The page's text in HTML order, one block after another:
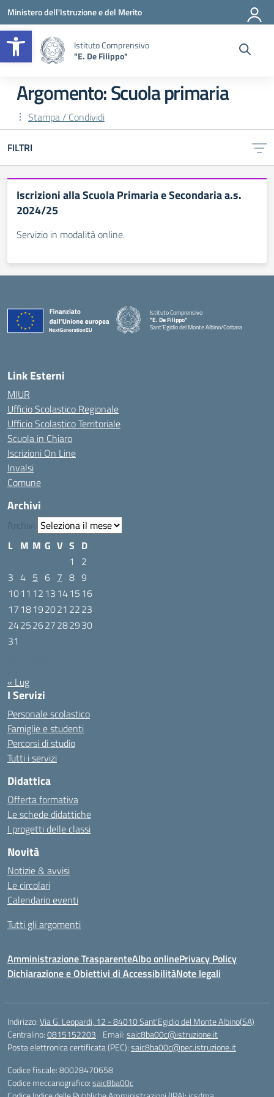
Apri la barra degli strumenti
Vai ai contenuti
Vai al menu di navigazione
Vai al footer
Ministero dell'Istruzione e del Merito
Istituto Comprensivo
"E. De Filippo"
Argomento: Scuola primaria
Stampa / Condividi
FILTRI
Iscrizioni alla Scuola Primaria e Secondaria a.s.
2024/25
Servizio in modalità online.
Istituto Comprensivo
"E. De Filippo"
Sant'Egidio del Monte Albino/Corbara
Link Esterni
MIUR
Ufficio Scolastico Regionale
Ufficio Scolastico Territoriale
Scuola in Chiaro
Iscrizioni On Line
Invalsi
Comune
Archivi
Archivi
L M M G V S D
1
2
3 4 5 6 7 8 9
1011 12 13 1415 16
17 18192021 2223
24252627282930
31
« Lug
I Servizi
Personale scolastico
Famiglie e studenti
Percorsi di studio
Tutti i servizi
Didattica
Offerta formativa
Le schede didattiche
I progetti delle classi
Novità
Notizie & avvisi
Le circolari
Calendario eventi
Tutti gli argomenti
Amministrazione TrasparenteAlbo onlinePrivacy Policy
Dichiarazione e Obiettivi di AccessibilitàNote legali
Indirizzo:Via G. Leopardi, 12 - 84010 Sant’Egidio del Monte Albino(SA)
Centralino:0815152203 Email:saic8ba00c@istruzione.it
Posta elettronica certificata (PEC):saic8ba00c@pec.istruzione.it
Codice fiscale: 80028470658
Codice meccanografico:saic8ba00c